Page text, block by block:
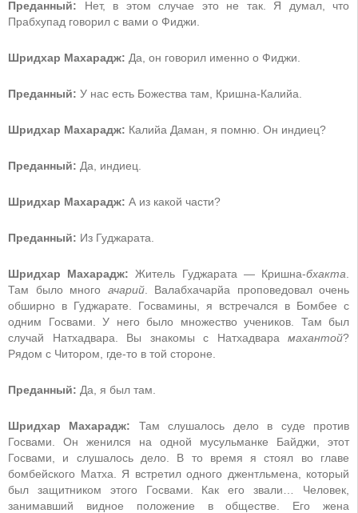
Преданный: Нет, в этом случае это не так. Я думал, что
Прабхупад говорил с вами о Фиджи.
Шридхар Махарадж: Да, он говорил именно о Фиджи.
Преданный: У нас есть Божества там, Кришна-Калийа.
Шридхар Махарадж: Калийа Даман, я помню. Он индиец?
Преданный: Да, индиец.
Шридхар Махарадж: А из какой части?
Преданный: Из Гуджарата.
Шридхар Махарадж: Житель Гуджарата — Кришна-бхакта
Там было много ачарий. Валабхачарйа проповедовал очень
обширно в Гуджарате. Госвамины, я встречался в Бомбее с
одним Госвами. У него было множество учеников. Там был
случай Натхадвара. Вы знакомы с Натхадвара махантой?
Рядом с Читором, где-то в той стороне.
Преданный: Да, я был там.
Шридхар Махарадж: Там слушалось дело в суде против
Госвами. Он женился на одной мусульманке Байджи, этот
Госвами, и слушалось дело. В то время я стоял во главе
бомбейского Матха. Я встретил одного джентльмена, который
был защитником этого Госвами. Как его звали… Человек,
занимавший видное положение в обществе. Его жена